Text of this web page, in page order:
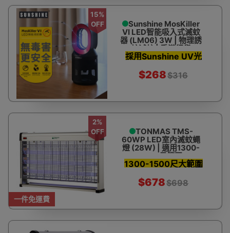
15%
OFF
Sunshine MosKiller
VI LED智能吸入式滅蚊
器 (LM06) 3W | 物理誘
蚊滅蚊 | 香港行貨
採用Sunshine UV光
$268$316
一件免運費
2%
OFF
TONMAS TMS-
60WP LED室內滅蚊蠅
燈 (28W) | 適用1300-
1500尺範圍
1300-1500尺大範圍
滅蚊 可掛可站立
$678$698